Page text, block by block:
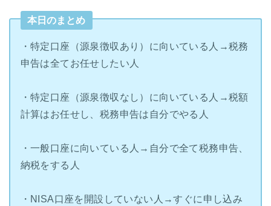
本日のまとめ
・特定口座（源泉徴収あり）に向いている人→税務
申告は全てお任せしたい人
・特定口座（源泉徴収なし）に向いている人→税額
計算はお任せし、税務申告は自分でやる人
・一般口座に向いている人→自分で全て税務申告、
納税をする人
・NISA口座を開設していない人→すぐに申し込み